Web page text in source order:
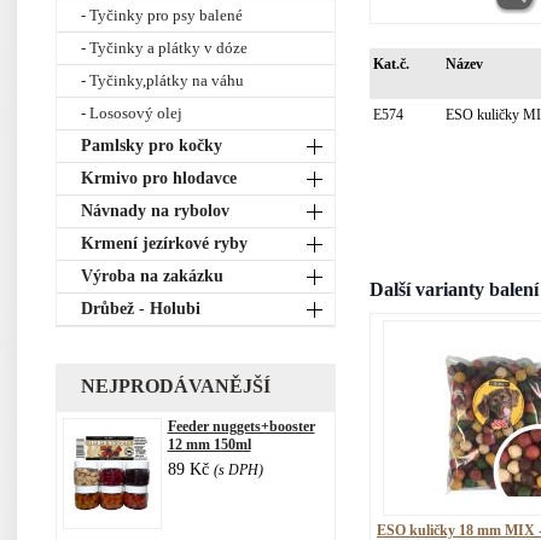
- Tyčinky pro psy balené
- Tyčinky a plátky v dóze
- Tyčinky,plátky na váhu
- Lososový olej
Pamlsky pro kočky
Krmivo pro hlodavce
Návnady na rybolov
Krmení jezírkové ryby
Výroba na zakázku
Drůbež - Holubi
NEJPRODÁVANĚJŠÍ
Feeder nuggets+booster
12 mm 150ml
89 Kč (s DPH)
Kat.č. Název
E574 ESO kuličky
Další varianty balení
ESO kuličky 18 mm MIX